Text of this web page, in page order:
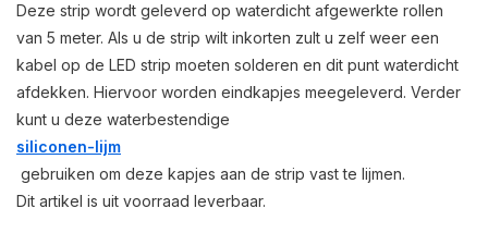
Deze strip wordt geleverd op waterdicht afgewerkte rollen
van 5 meter. Als u de strip wilt inkorten zult u zelf weer een
kabel op de LED strip moeten solderen en dit punt waterdicht
afdekken. Hiervoor worden eindkapjes meegeleverd. Verder
kunt u deze waterbestendige
siliconen-lijm
gebruiken om deze kapjes aan de strip vast te lijmen.
Dit artikel is uit voorraad leverbaar.